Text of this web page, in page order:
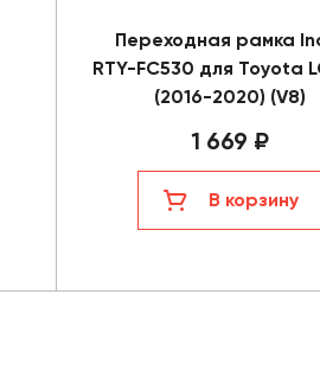
Переходная рамка
RTY-FC530 для Toyota
(2016-2020) (V8)
1 669 ₽
В корзину